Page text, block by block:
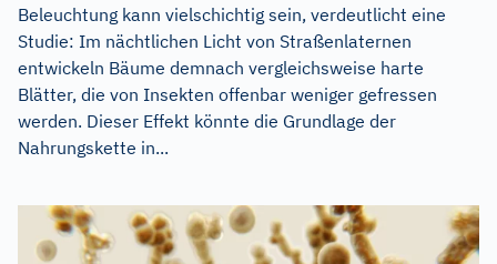
Beleuchtung kann vielschichtig sein, verdeutlicht eine
Studie: Im nächtlichen Licht von Straßenlaternen
entwickeln Bäume demnach vergleichsweise harte
Blätter, die von Insekten offenbar weniger gefressen
werden. Dieser Effekt könnte die Grundlage der
Nahrungskette in...